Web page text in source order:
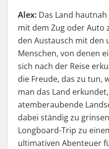
Alex: Das Land
mit dem Zug oder
den Austausch mit den
Menschen, von denen
sich nach der Reise
die Freude, das zu tun,
man das Land
atemberaubende
dabei ständig zu
Longboard-Trip zu
ultimativen Abenteuer